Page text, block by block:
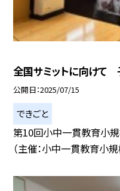
全国サミットに向けて
公開日 2025/07/15
できごと
第10回小中一貫教育小規
（主催：小中一貫教育小